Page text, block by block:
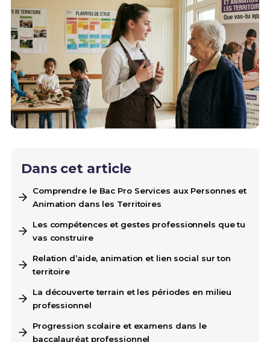
Dans cet article
Comprendre le Bac Pro Services aux Personnes et
Animation dans les Territoires
Les compétences et gestes professionnels que tu
vas construire
Relation d’aide, animation et lien social sur ton
territoire
La découverte terrain et les périodes en milieu
professionnel
Progression scolaire et examens dans le
baccalauréat professionnel